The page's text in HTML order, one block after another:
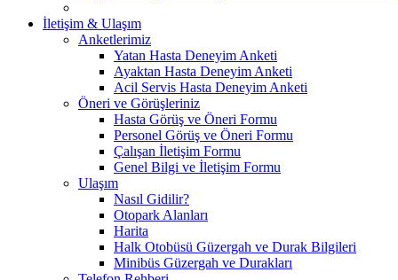
İletişim & Ulaşım
Anketlerimiz
Yatan Hasta Deneyim Anketi
Ayaktan Hasta Deneyim Anketi
Acil Servis Hasta Deneyim Anketi
Öneri ve Görüşleriniz
Hasta Görüş ve Öneri Formu
Personel Görüş ve Öneri Formu
Çalışan İletişim Formu
Genel Bilgi ve İletişim Formu
Ulaşım
Nasıl Gidilir?
Otopark Alanları
Harita
Halk Otobüsü Güzergah ve Durak Bilgileri
Minibüs Güzergah ve Durakları